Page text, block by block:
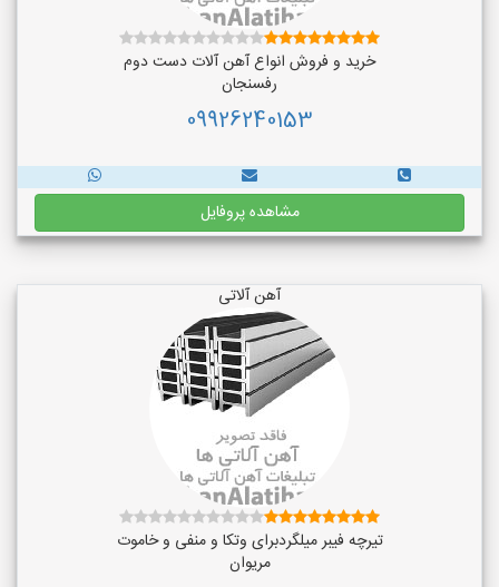
خرید و فروش انواع آهن آلات دست دوم
رفسنجان
09926240153
مشاهده پروفایل
آهن آلاتی
تیرچه فیبر میلگردبرای وتکا و منفی و خاموت
مریوان